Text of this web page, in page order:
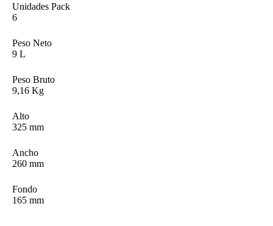
Unidades Pack
6
Peso Neto
9 L
Peso Bruto
9,16 Kg
Alto
325 mm
Ancho
260 mm
Fondo
165 mm